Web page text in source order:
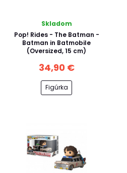
Skladom
Pop! Rides - The Batman -
Batman in Batmobile
(Oversized, 15 cm)
34,90 €
Figúrka